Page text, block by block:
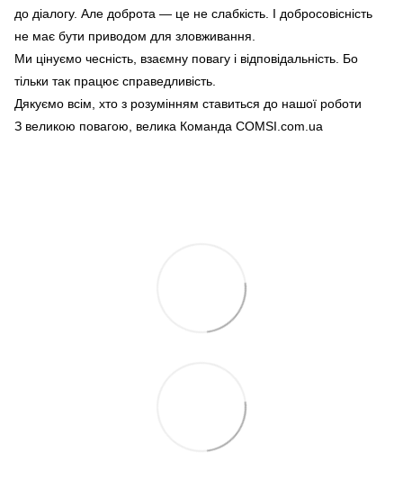
до діалогу. Але доброта — це не слабкість. І добросовісність
не має бути приводом для зловживання.
Ми цінуємо чесність, взаємну повагу і відповідальність. Бо
тільки так працює справедливість.
Дякуємо всім, хто з розумінням ставиться до нашої роботи
З великою повагою, велика Команда COMSI.com.ua